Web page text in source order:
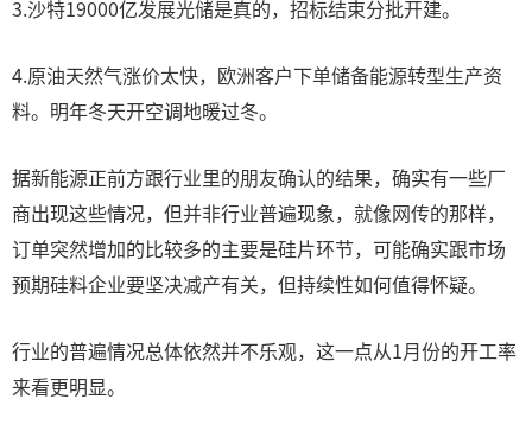
3.沙特19000亿发展光储是真的，招标结束分批开建。
4.原油天然气涨价太快，欧洲客户下单储备能源转型生产资
料。明年冬天开空调地暖过冬。
据新能源正前方跟行业里的朋友确认的结果，确实有一些厂
商出现这些情况，但并非行业普遍现象，就像网传的那样，
订单突然增加的比较多的主要是硅片环节，可能确实跟市场
预期硅料企业要坚决减产有关，但持续性如何值得怀疑。
行业的普遍情况总体依然并不乐观，这一点从1月份的开工率
来看更明显。